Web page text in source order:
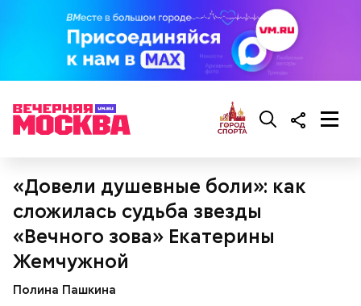
«Довели душевные боли»: как
сложилась судьба звезды
«Вечного зова» Екатерины
Жемчужной
Полина Пашкина